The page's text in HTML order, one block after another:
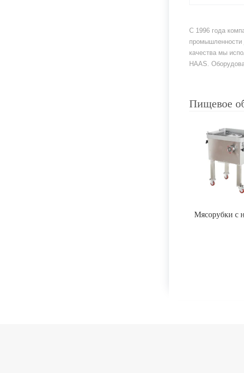
С 1996 года
промышленности
качества мы
HAAS.
Пищевое
Мясорубки с